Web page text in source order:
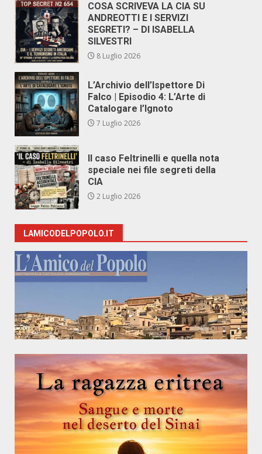
COSA SCRIVEVA LA CIA SU
ANDREOTTI E I SERVIZI
SEGRETI? – DI ISABELLA
SILVESTRI
8 Luglio 2026
L’Archivio dell’Ispettore Di
Falco | Episodio 4: L’Arte di
Catalogare l’Ignoto
7 Luglio 2026
Il caso Feltrinelli e quella nota
speciale nei file segreti della
CIA
2 Luglio 2026
LAMICODELPOPOLO.IT